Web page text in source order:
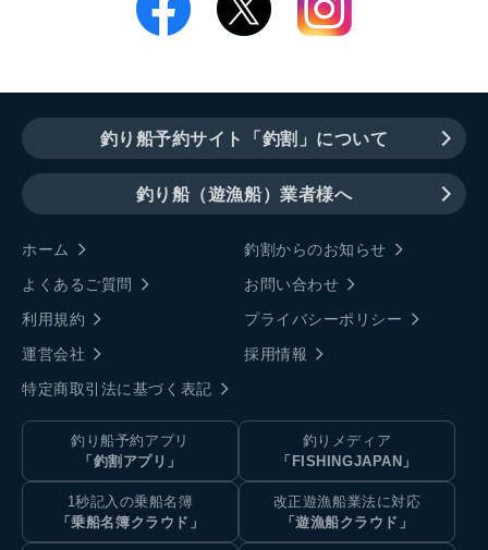
釣り船予約サイト「釣割」について
釣り船（遊漁船）業者様へ
ホーム
釣割からのお知らせ
よくあるご質問
お問い合わせ
利用規約
プライバシーポリシー
運営会社
採用情報
特定商取引法に基づく表記
釣り船予約アプリ
「釣割アプリ」
釣りメディア
「FISHINGJAPAN」
1秒記入の乗船名簿
「乗船名簿クラウド」
改正遊漁船業法に対応
「遊漁船クラウド」